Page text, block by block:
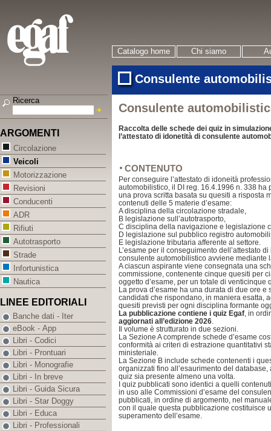
Catalogo home Chi siamo
Consulente
Consulente
Raccolta delle schede dei quiz in
l’attestato di idonetità di consulente
CONTENUTO
Per conseguire l’attestato di idoneità
automobilistico, il DI reg. 16.4.1996 n. 338 ha
una prova scritta basata su quesiti a risposta
contenuti delle 5 materie d’esame:
A disciplina della circolazione stradale,
B legislazione sull’autotrasporto,
C disciplina della navigazione e legislazione
D legislazione sul pubblico registro
E legislazione tributaria afferente al settore.
L’esame per il conseguimento dell’attestato
consulente automobilistico avviene mediante
A ciascun aspirante viene consegnata una
commissione, contenente cinque quesiti per
oggetto d’esame, per un totale di venticinque
La prova d’esame ha una durata di due ore
candidati che rispondano, in maniera esatta,
quesiti previsti per ogni disciplina formante
La pubblicazione contiene i quiz Egaf, in
aggiornati all’edizione 2026.
Il volume è strutturato in due sezioni.
La Sezione A comprende schede d’esame
conformità ai criteri di estrazione quantitativi
ministeriale.
La Sezione B include schede contenenti i
organizzati fino all’esaurimento del
quiz sia presente almeno una volta.
I quiz pubblicati sono identici a quelli
in uso alle Commissioni d’esame del
pubblicati, in ordine di argomento, nel
con il quale questa pubblicazione costituisce
superamento dell’esame.
Ricerca
ARGOMENTI
Circolazione
Veicoli
Motorizzazione
Revisioni
Conducenti
ADR
Rifiuti
Autotrasporto
Strade
Infortunistica
Nautica
LINEE EDITORIALI
Banche dati - Iter
eBook - App
Libri - Codici
Libri - Prontuari
Libri - Monografie
Libri - In breve
Libri - Guida Sicura
Libri - Star Doggy
Libri - Educa
Libri - Professionali